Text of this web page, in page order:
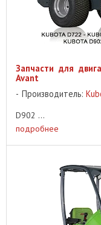
Запчасти для
Avant
Производитель:
D902 ...
подробнее